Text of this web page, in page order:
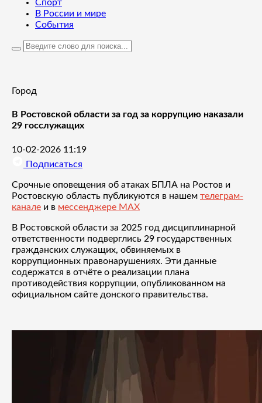
Спорт
В России и мире
События
Город
В Ростовской области за год за коррупцию наказали
29 госслужащих
10-02-2026 11:19
Подписаться
Срочные оповещения об атаках БПЛА на Ростов и
Ростовскую область публикуются в нашем телеграм-
канале и в мессенджере MAX
В Ростовской области за 2025 год дисциплинарной
ответственности подверглись 29 государственных
гражданских служащих, обвиняемых в
коррупционных правонарушениях. Эти данные
содержатся в отчёте о реализации плана
противодействия коррупции, опубликованном на
официальном сайте донского правительства.